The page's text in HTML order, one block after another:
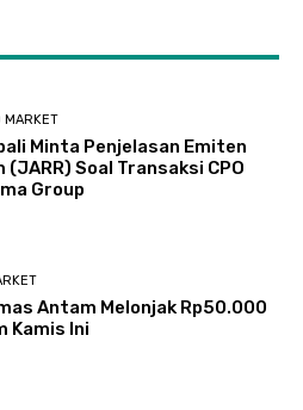
MARKET
Minta Penjelasan Emiten
(JARR) Soal Transaksi CPO
Group
Antam Melonjak Rp50.000
Kamis Ini